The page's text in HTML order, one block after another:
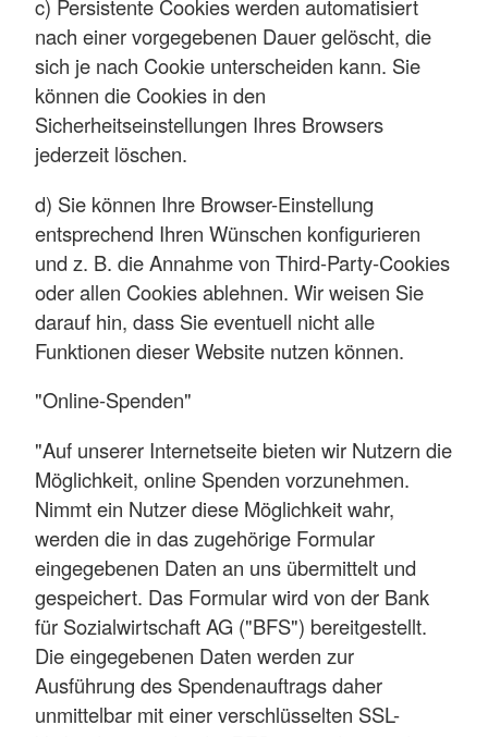
c) Persistente Cookies werden automatisiert
nach einer vorgegebenen Dauer gelöscht, die
sich je nach Cookie unterscheiden kann. Sie
können die Cookies in den
Sicherheitseinstellungen Ihres Browsers
jederzeit löschen.
d) Sie können Ihre Browser-Einstellung
entsprechend Ihren Wünschen konfigurieren
und z. B. die Annahme von Third-Party-Cookies
oder allen Cookies ablehnen. Wir weisen Sie
darauf hin, dass Sie eventuell nicht alle
Funktionen dieser Website nutzen können.
"Online-Spenden"
"Auf unserer Internetseite bieten wir Nutzern die
Möglichkeit, online Spenden vorzunehmen.
Nimmt ein Nutzer diese Möglichkeit wahr,
werden die in das zugehörige Formular
eingegebenen Daten an uns übermittelt und
gespeichert. Das Formular wird von der Bank
für Sozialwirtschaft AG ("BFS") bereitgestellt.
Die eingegebenen Daten werden zur
Ausführung des Spendenauftrags daher
unmittelbar mit einer verschlüsselten SSL-